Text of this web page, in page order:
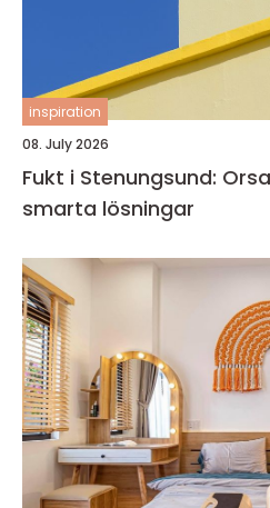
inspiration
08. July 2026
Fukt i Stenungsund:
smarta lösningar